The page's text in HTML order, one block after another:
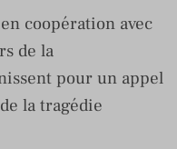
coopération avec
de la
pour un appel
la tragédie